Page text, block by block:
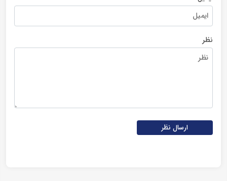
نظر
ارسال نظر